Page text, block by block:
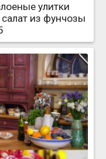
улитки
из фунчозы